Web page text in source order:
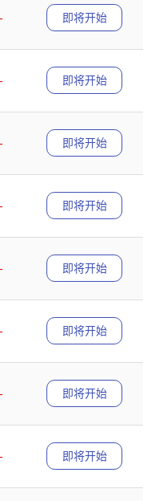
-
即将开始
-
即将开始
-
即将开始
-
即将开始
-
即将开始
-
即将开始
-
即将开始
-
即将开始